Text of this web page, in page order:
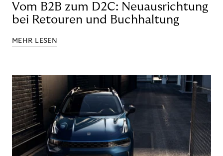
Vom B2B zum D2C: Neuausrichtung
bei Retouren und Buchhaltung
MEHR LESEN